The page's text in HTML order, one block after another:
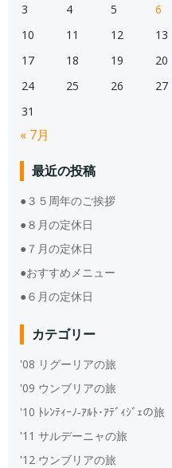
3
4 5 6
10
11 12 13
17
18 19 20
24
25 26 27
31
« 7月
最近の投稿
●３５周年のご挨拶
●８月の定休日
●７月の定休日
●おすすめメニュー
●６月の定休日
カテゴリー
'08 リグーリアの旅
'09 ウンブリアの旅
'10 ﾄﾚﾝﾃｨｰﾉ‐ｱﾙﾄ･ｱﾃﾞｨｼﾞｪの旅
'11 サルデーニャの旅
'12 ウンブリアの旅